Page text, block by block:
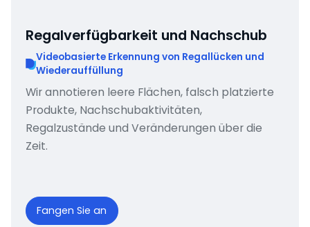
Regalverfügbarkeit und Nachschub
Videobasierte Erkennung von Regallücken und
Wiederauffüllung
Wir annotieren leere Flächen, falsch platzierte
Produkte, Nachschubaktivitäten,
Regalzustände und Veränderungen über die
Zeit.
Fangen Sie an